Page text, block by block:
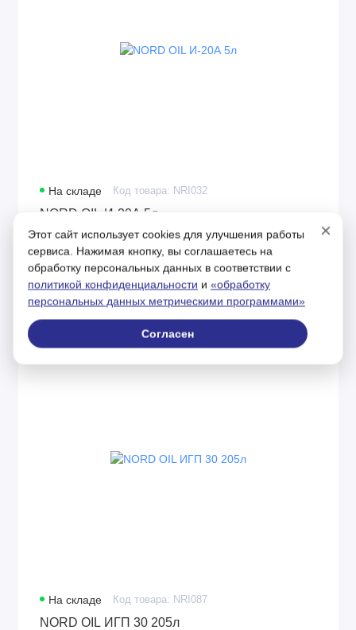
На складе Код товара: NRI032
NORD OIL И-20А 5л
1091р.
На складе Код товара: NRI087
NORD OIL ИГП 30 205л
×
Этот сайт использует cookies для улучшения работы
сервиса. Нажимая кнопку, вы соглашаетесь на
обработку персональных данных в соответствии с
политикой конфиденциальности и «обработку
персональных данных метрическими программами»
Согласен